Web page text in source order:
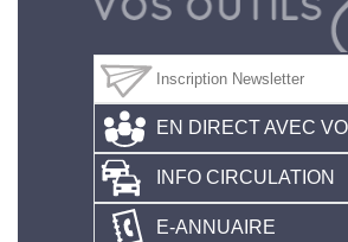
EN DIRECT AVEC
INFO CIRCULATION
E-ANNUAIRE